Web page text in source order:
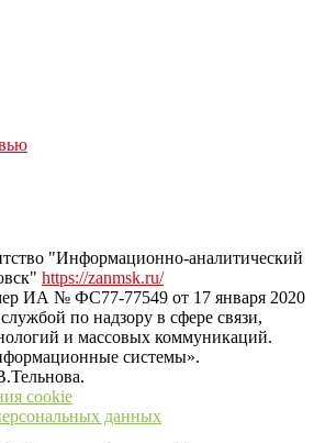
дня в Тульской области на сайте
"Информационно-аналитический
https://zanmsk.ru/
ИА № ФС77-77549 от 17 января 2020
по надзору в сфере связи,
и массовых коммуникаций.
системы».
cookie
данных